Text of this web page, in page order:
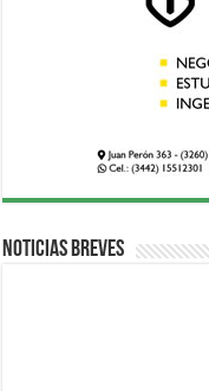
Noticias breves